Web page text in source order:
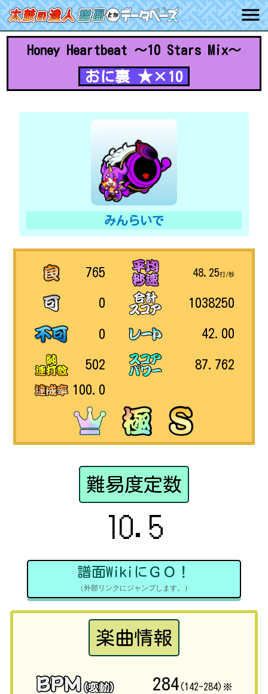
Honey Heartbeat ～10 Stars Mix～
おに裏 ★×10
みんらいで
765
0
0
502
100.0
48.25打/秒
1038250
42.00
87.762
難易度定数
10.5
譜面WikiにＧＯ！
（外部リンクにジャンプします。）
楽曲情報
284(142-284)※